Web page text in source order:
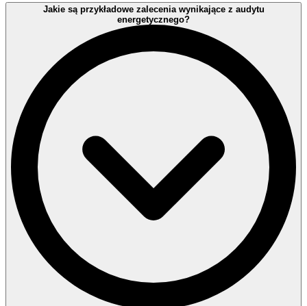
Jakie są przykładowe zalecenia wynikające z audytu
energetycznego?